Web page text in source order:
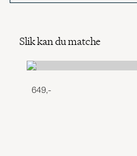
Slik kan du matche
649,-